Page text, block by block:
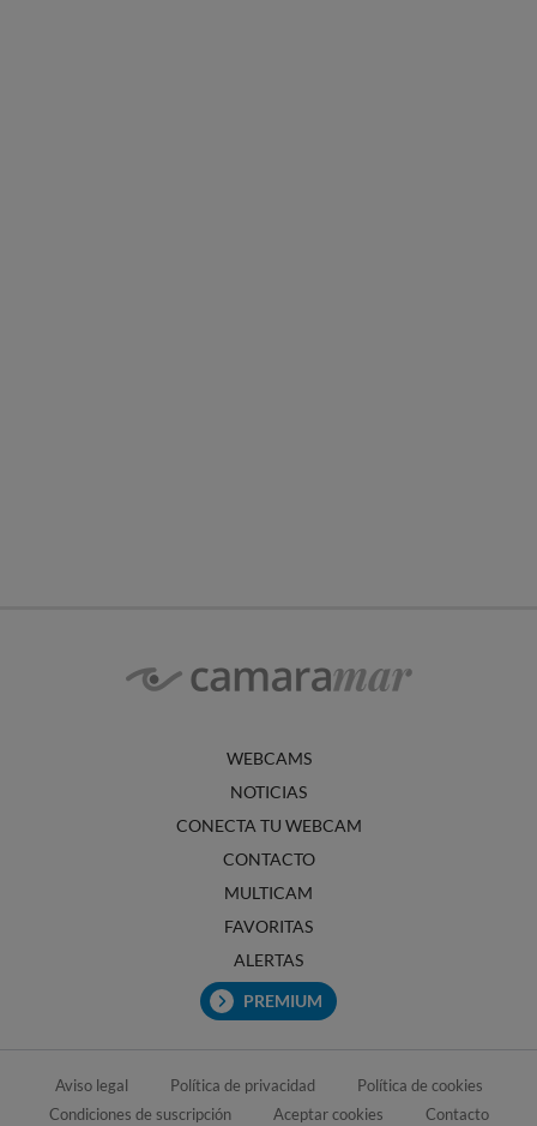
WEBCAMS
NOTICIAS
CONECTA TU WEBCAM
CONTACTO
MULTICAM
FAVORITAS
ALERTAS
PREMIUM
Aviso legal Política de privacidad
Política de cookies
Condiciones de suscripción
Aceptar cookies Contacto